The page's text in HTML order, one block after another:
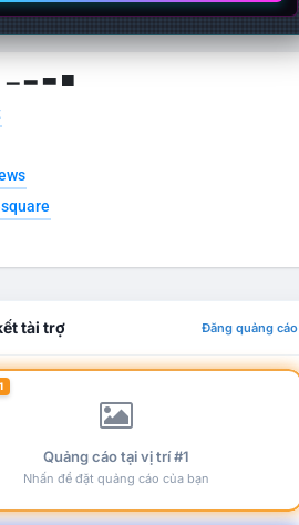
▁ ▂ ▃ ▄
tài trợ Đăng quảng cáo
Quảng cáo tại vị trí #1
Nhấn để đặt quảng cáo của bạn